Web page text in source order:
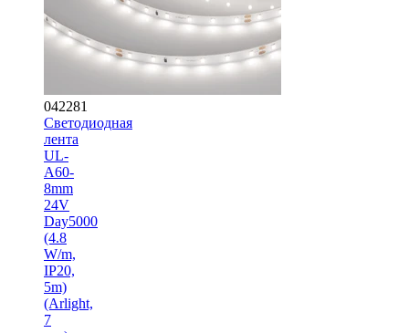
042281
Светодиодная
лента
UL-
A60-
8mm
24V
Day5000
(4.8
W/m,
IP20,
5m)
(Arlight,
7